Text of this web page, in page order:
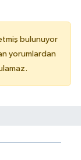
bulunuyor
yorumlardan